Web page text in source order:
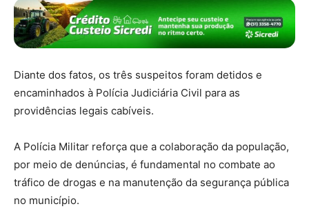
Diante dos fatos, os três suspeitos foram detidos e
encaminhados à Polícia Judiciária Civil para as
providências legais cabíveis.
A Polícia Militar reforça que a colaboração da população,
por meio de denúncias, é fundamental no combate ao
tráfico de drogas e na manutenção da segurança pública
no município.